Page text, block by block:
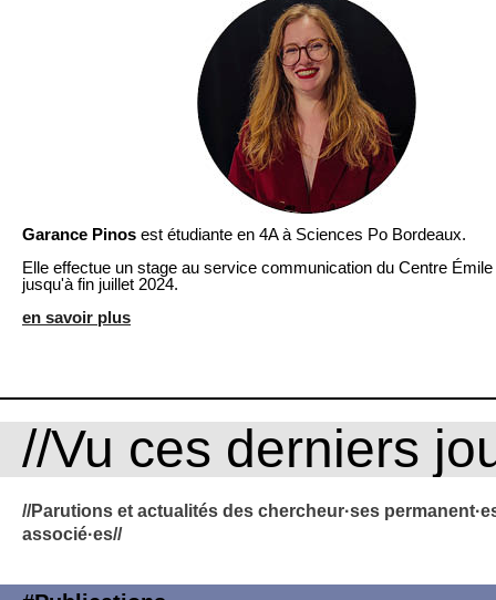
Garance Pinos est étudiante en 4A à Sciences Po Bordeaux.
Elle effectue un stage au service communication du Centre
jusqu'à fin juillet 2024.
en savoir plus
//Vu ces derniers
//Parutions et actualités des chercheur·ses
associé·es//